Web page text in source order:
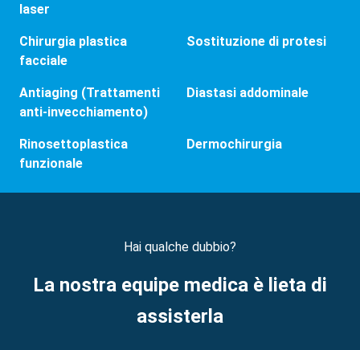
laser
Chirurgia plastica
facciale
Sostituzione di protesi
Antiaging (Trattamenti
anti-invecchiamento)
Diastasi addominale
Rinosettoplastica
funzionale
Dermochirurgia
Hai qualche dubbio?
La nostra equipe medica è lieta di
assisterla